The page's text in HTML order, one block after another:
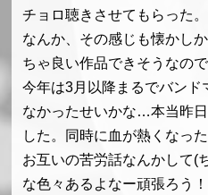
チョロ聴きさせてもらった。
なんか、その感じも懐かし
ちゃ良い作品できそうなの
今年は3月以降まるでバンド
なかったせいかな…本当昨
した。同時に血が熱くなった
お互いの苦労話なんかして(
な色々あるよなー頑張ろう